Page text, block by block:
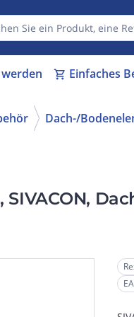
shopping_cart Einfaches
Dach-/
SIVACON,